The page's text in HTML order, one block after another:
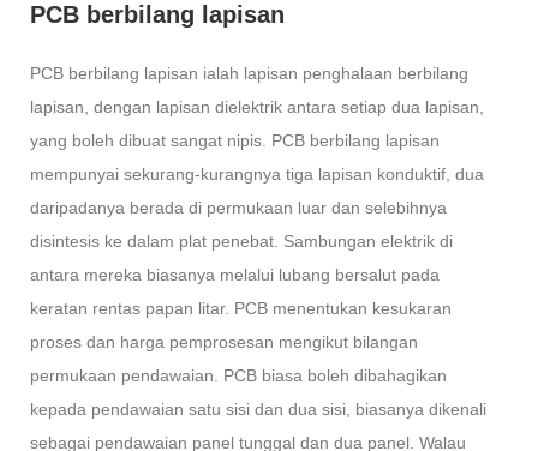
PCB berbilang lapisan
PCB berbilang lapisan ialah lapisan penghalaan berbilang
lapisan, dengan lapisan dielektrik antara setiap dua lapisan,
yang boleh dibuat sangat nipis. PCB berbilang lapisan
mempunyai sekurang-kurangnya tiga lapisan konduktif, dua
daripadanya berada di permukaan luar dan selebihnya
disintesis ke dalam plat penebat. Sambungan elektrik di
antara mereka biasanya melalui lubang bersalut pada
keratan rentas papan litar. PCB menentukan kesukaran
proses dan harga pemprosesan mengikut bilangan
permukaan pendawaian. PCB biasa boleh dibahagikan
kepada pendawaian satu sisi dan dua sisi, biasanya dikenali
sebagai pendawaian panel tunggal dan dua panel. Walau